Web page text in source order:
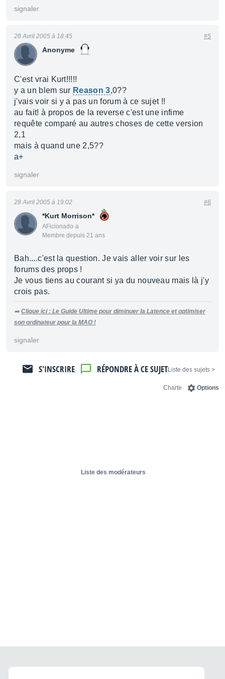
signaler
Anonyme
28 Avril 2005 à 18:45 #5
C'est vrai Kurt!!!!!
y a un blem sur Reason 3,0??
j'vais voir si y a pas un forum à ce sujet !!
au fait! à propos de la reverse c'est une infime
requête comparé au autres choses de cette version
2,1
mais à quand une 2,5??
a+
signaler
*Kurt Morrison*
AFicionado·a
Membre depuis 21 ans
28 Avril 2005 à 19:02 #6
Bah....c'est la question. Je vais aller voir sur les
forums des props !
Je vous tiens au courant si ya du nouveau mais là j'y
crois pas.
➡️ Clique ici : Le Guide Ultime pour diminuer la Latence et optimiser
son ordinateur pour la MAO !
signaler
< Liste des sujets
RÉPONDRE À CE SUJET
S'INSCRIRE
Options
Charte
Liste des modérateurs